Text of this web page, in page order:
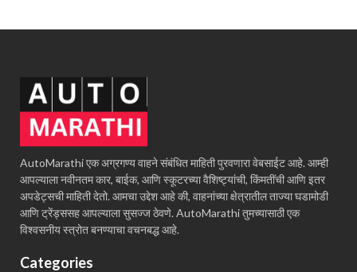
AutoMarathi एक अग्रगण्य वाहने संबंधित माहिती पुरवणारा वेबसाईट आहे. आम्ही
आपल्याला नवीनतम कार, बाईक, आणि स्कूटरच्या वैशिष्ट्यांची, किंमतींची आणि इतर
अपडेट्सची माहिती देतो. आमचा उद्देश आहे की, वाहनांच्या क्षेत्रातील ताज्या घडामोडी
आणि ट्रेंड्ससह आपल्याला सुसज्ज ठेवणे. AutoMarathi तुमच्यासाठी एक
विश्वसनीय स्त्रोत बनण्याचा वचनबद्ध आहे.
Categories